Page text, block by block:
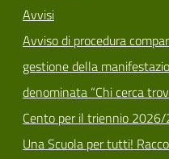
Avvisi
Avviso di procedura
gestione della
denominata “Chi cerca
Cento per il triennio
Una Scuola per tutti!